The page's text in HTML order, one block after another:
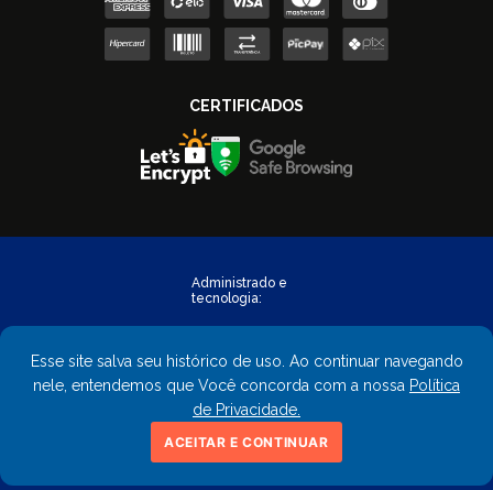
Esse site salva seu histórico de uso. Ao continuar navegando
nele, entendemos que Você concorda com a nossa Política
de Privacidade.
ACEITAR E CONTINUAR
Copyright © 2023 - FastObra. Todos os direitos reservados.
CNPJ: 02.559.428/0001-02